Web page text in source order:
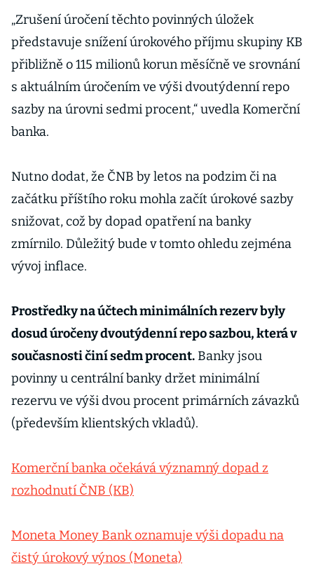
„Zrušení úročení těchto povinných úložek
představuje snížení úrokového příjmu skupiny KB
přibližně o 115 milionů korun měsíčně ve srovnání
s aktuálním úročením ve výši dvoutýdenní repo
sazby na úrovni sedmi procent,“ uvedla Komerční
banka.
Nutno dodat, že ČNB by letos na podzim či na
začátku příštího roku mohla začít úrokové sazby
snižovat, což by dopad opatření na banky
zmírnilo. Důležitý bude v tomto ohledu zejména
vývoj inflace.
Prostředky na účtech minimálních rezerv byly
dosud úročeny dvoutýdenní repo sazbou, která v
současnosti činí sedm procent.Banky jsou
povinny u centrální banky držet minimální
rezervu ve výši dvou procent primárních závazků
(především klientských vkladů).
Komerční banka očekává významný dopad z
rozhodnutí ČNB (KB)
Moneta Money Bank oznamuje výši dopadu na
čistý úrokový výnos (Moneta)